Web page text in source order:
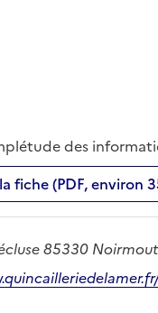
des
fiche (PDF, environ
85330